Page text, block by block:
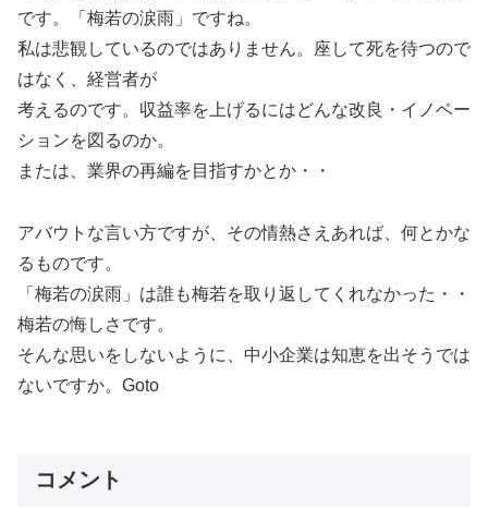
です。「梅若の涙雨」ですね。
私は悲観しているのではありません。座して死を待つので
はなく、経営者が
考えるのです。収益率を上げるにはどんな改良・イノベー
ションを図るのか。
または、業界の再編を目指すかとか・・
アバウトな言い方ですが、その情熱さえあれば、何とかな
るものです。
「梅若の涙雨」は誰も梅若を取り返してくれなかった・・
梅若の悔しさです。
そんな思いをしないように、中小企業は知恵を出そうでは
ないですか。Goto
コメント